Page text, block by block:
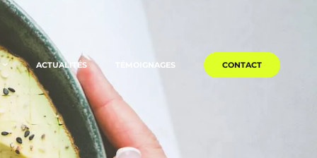
ACTUALITÉS TÉMOIGNAGES CONTACT